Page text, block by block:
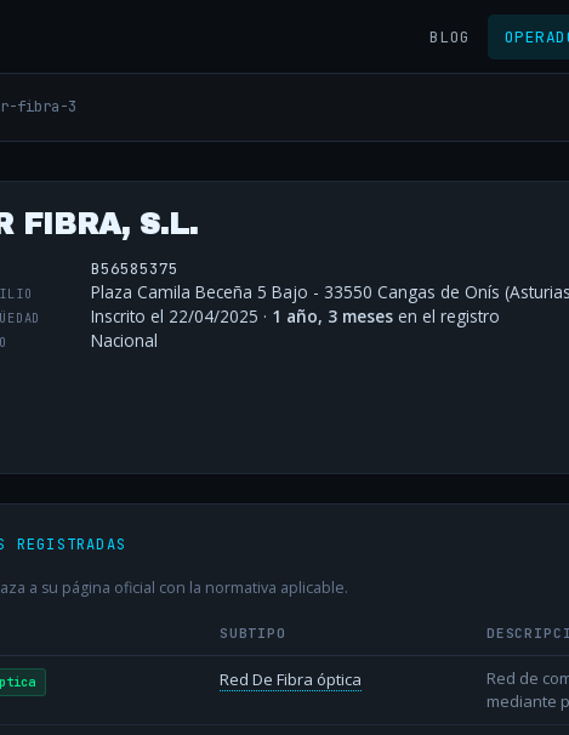
BLOG
fibra-3
FIBRA, S.L.
B56585375
Plaza Camila Beceña 5 Bajo - 33550 Cangas de Onís
Inscrito el 22/04/2025 · 1 año, 3 meses en el registro
Nacional
REGISTRADAS
a su página oficial con la normativa aplicable.
SUBTIPO
Red De Fibra óptica
Red de
mediante